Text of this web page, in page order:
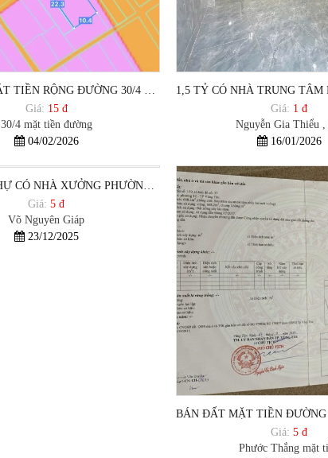
Giá: 15 đ
30/4 mặt tiền đường
04/02/2026
Giá: 1 đ
Nguyễn Gia Thiểu ,
16/01/2026
ĐẤT BIỆT THỰ CÓ NHÀ XƯỞNG PHƯỜNG 12 VŨNG TÀU GIÁ SIÊU HỜI 20TR/M2
Giá: 5 đ
Võ Nguyên Giáp
23/12/2025
Giá: 5 đ
Phước Thắng mặt